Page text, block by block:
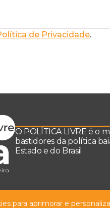
de Privacidade.
O POLÍTICA LIVRE é o
bastidores da política
Estado e do Brasil.
para aprimorar e